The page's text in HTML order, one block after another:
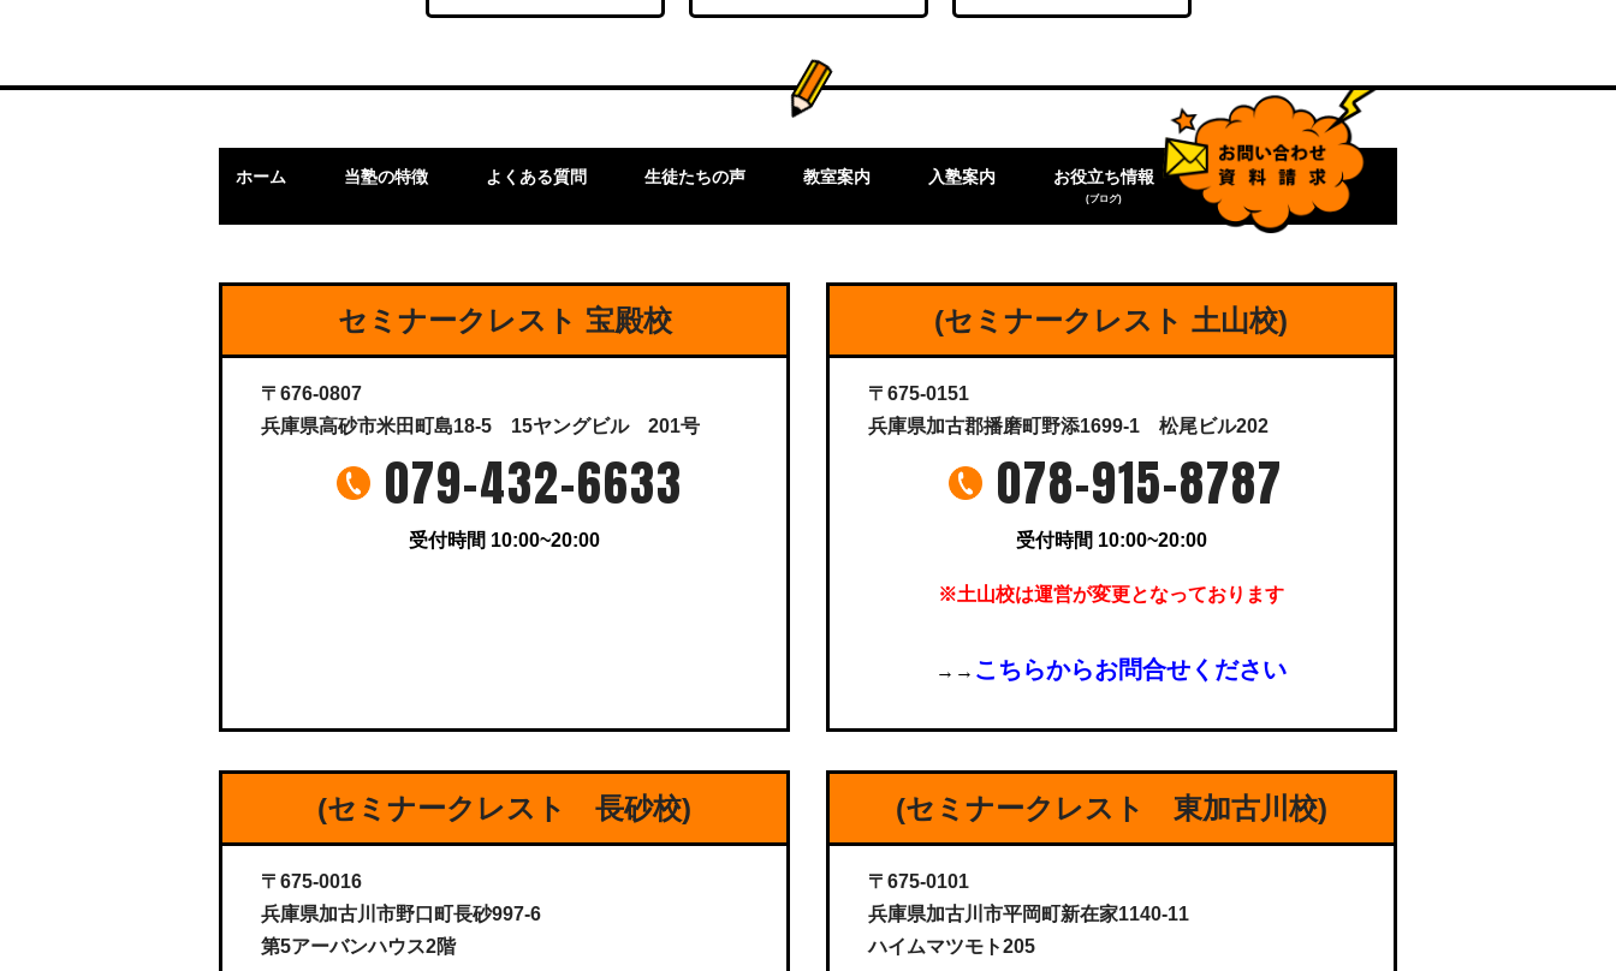
ホーム 当塾の特徴 よくある質問 生徒たちの声 教室案内 入塾案内 お役立ち情報
(ブログ)
セミナークレスト 宝殿校
〒676-0807
兵庫県高砂市米田町島18-5 15ヤングビル 201号
079-432-6633
受付時間 10:00~20:00
(セミナークレスト 土山校)
〒675-0151
兵庫県加古郡播磨町野添1699-1 松尾ビル202
078-915-8787
受付時間 10:00~20:00
※土山校は運営が変更となっております
→→ こちらからお問合せください
(セミナークレスト 長砂校)
〒675-0016
兵庫県加古川市野口町長砂997-6
第5アーバンハウス2階
(セミナークレスト 東加古川校)
〒675-0101
兵庫県加古川市平岡町新在家1140-11
ハイムマツモト205